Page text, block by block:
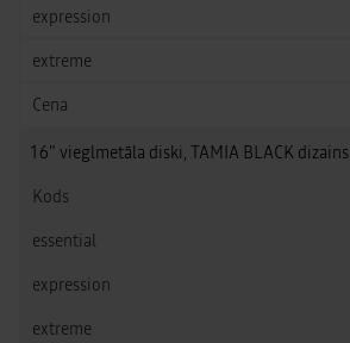
16" vieglmetāla diski, TAMIA BLACK dizains